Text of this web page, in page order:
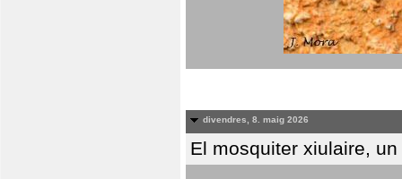
divendres, 8. maig 2026
El mosquiter xiulaire,